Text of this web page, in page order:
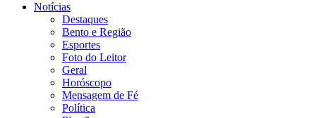
Notícias
Destaques
Bento e Região
Esportes
Foto do Leitor
Geral
Horóscopo
Mensagem de Fé
Política